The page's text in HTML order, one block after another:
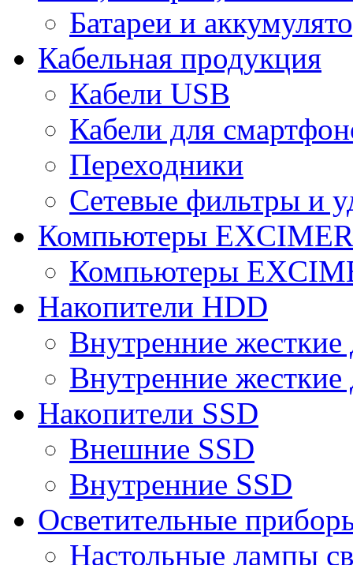
Батареи и
Кабельная продукция
Кабели USB
Кабели для
Переходники
Сетевые фильтры и
Компьютеры
Компьютеры
Накопители HDD
Внутренние
Внутренние
Накопители SSD
Внешние SSD
Внутренние SSD
Осветительные
Настольные лампы